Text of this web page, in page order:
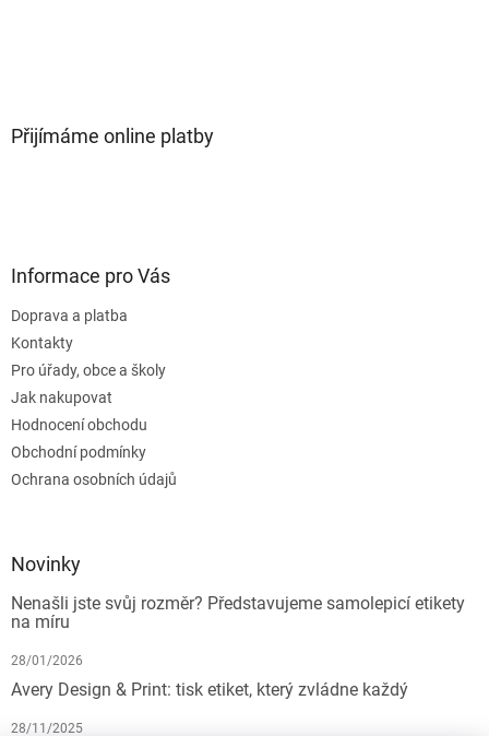
Přijímáme online platby
Informace pro Vás
Doprava a platba
Kontakty
Pro úřady, obce a školy
Jak nakupovat
Hodnocení obchodu
Obchodní podmínky
Ochrana osobních údajů
Novinky
Nenašli jste svůj rozměr? Představujeme samolepicí etikety
na míru
28/01/2026
Avery Design & Print: tisk etiket, který zvládne každý
28/11/2025